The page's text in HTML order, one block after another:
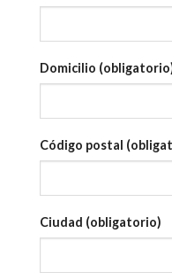
Domicilio
Código postal
Ciudad (obligatorio)